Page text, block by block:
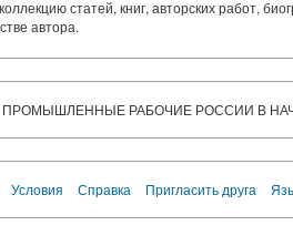
статей, книг, авторских работ,
автора.
ПРОМЫШЛЕННЫЕ РАБОЧИЕ РОССИИ В
Условия Справка Пригласить друга